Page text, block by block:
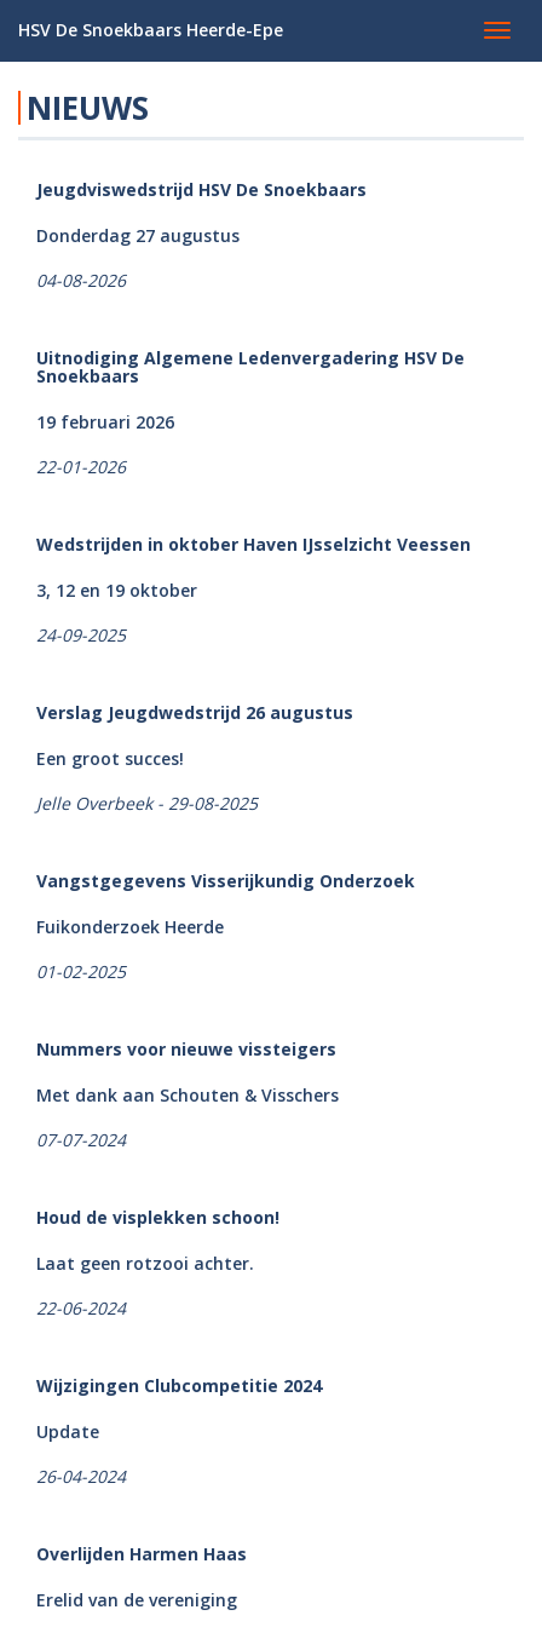
HSV De Snoekbaars Heerde-Epe
NIEUWS
Jeugdviswedstrijd HSV De Snoekbaars
Donderdag 27 augustus
04-08-2026
Uitnodiging Algemene Ledenvergadering HSV De
Snoekbaars
19 februari 2026
22-01-2026
Wedstrijden in oktober Haven IJsselzicht Veessen
3, 12 en 19 oktober
24-09-2025
Verslag Jeugdwedstrijd 26 augustus
Een groot succes!
Jelle Overbeek - 29-08-2025
Vangstgegevens Visserijkundig Onderzoek
Fuikonderzoek Heerde
01-02-2025
Nummers voor nieuwe vissteigers
Met dank aan Schouten & Visschers
07-07-2024
Houd de visplekken schoon!
Laat geen rotzooi achter.
22-06-2024
Wijzigingen Clubcompetitie 2024
Update
26-04-2024
Overlijden Harmen Haas
Erelid van de vereniging